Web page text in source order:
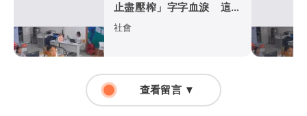
止盡壓榨」字字血淚 這照
片成最後稻草
社會
查看留言 ▼